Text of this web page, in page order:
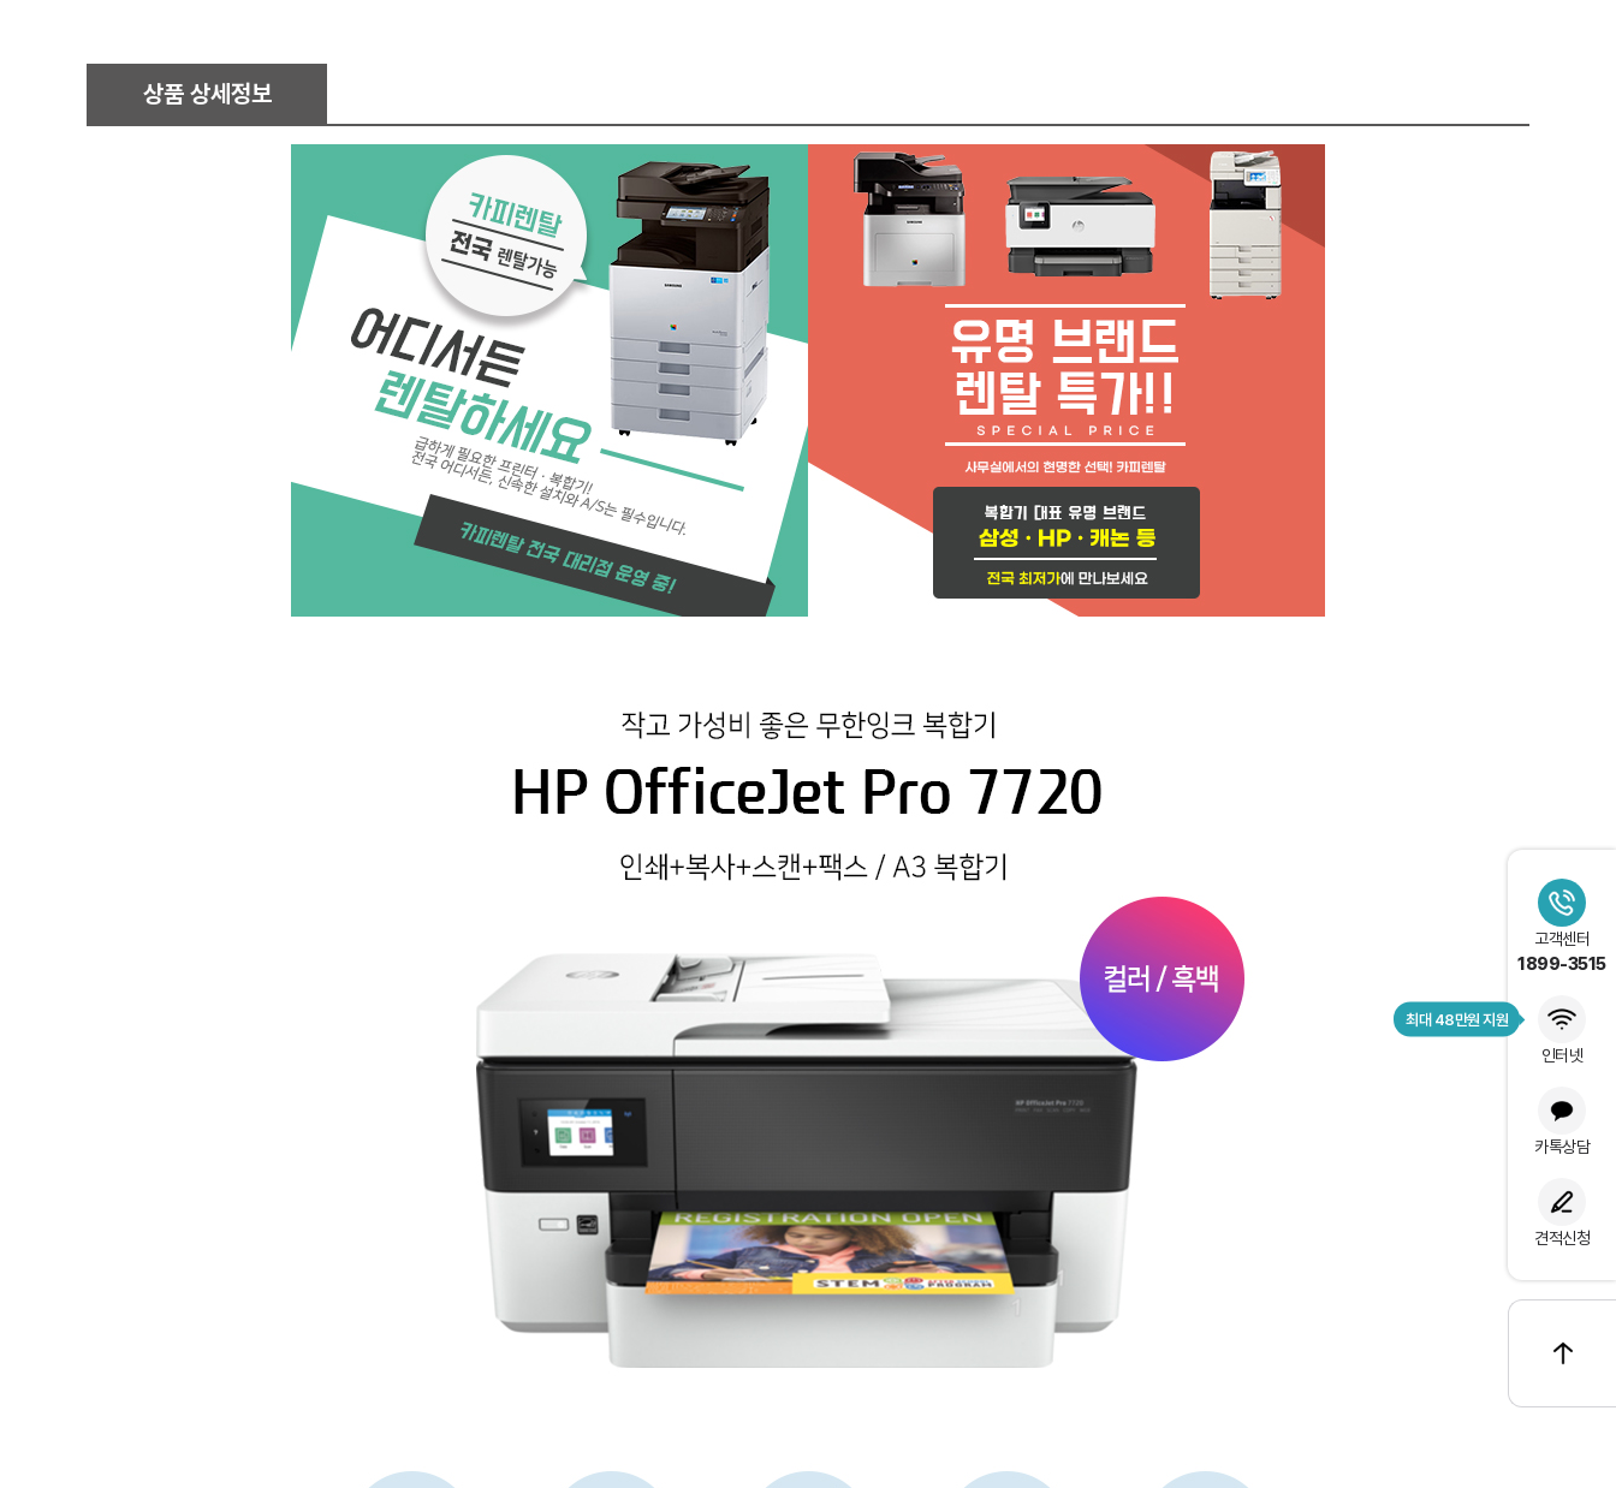
상품 상세정보
고객센터
1899-3515
최대 48만원 지원
인터넷
카톡상담
견적신청